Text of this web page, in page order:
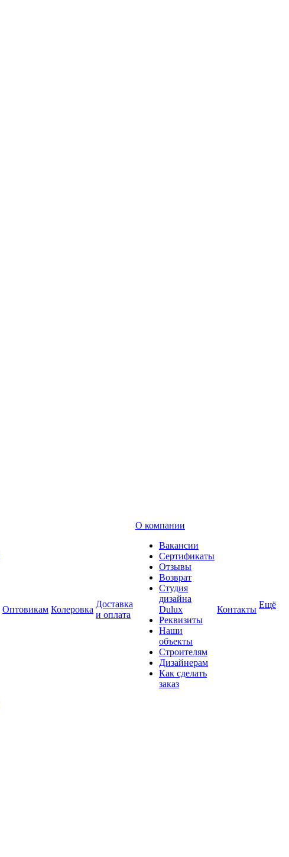
Оптовикам Колеровка
Доставка
и оплата
О компании
Вакансии
Сертификаты
Отзывы
Возврат
Студия
дизайна
Dulux
Реквизиты
Наши
объекты
Строителям
Дизайнерам
Как сделать
заказ
Контакты Ещё